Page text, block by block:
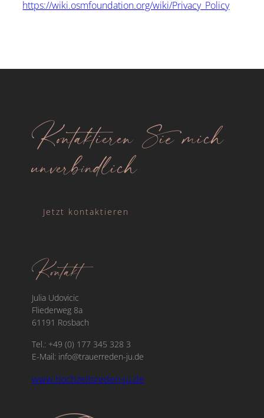
https://wiki.osmfoundation.org/wiki/Privacy_Policy
Kontaktieren Sie mich
unverbindlich
Jetzt kontaktieren
Kontakt
Julia Udovicic
Fliederweg 8a
61191 Rosbach
Tel.: +49 (0) 177 345 328 3
E-Mail: info@trauerreden-ju.de
www.hochzeitsreden-ju.de